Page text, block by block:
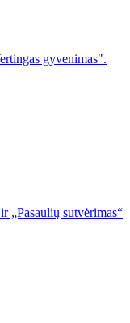
gyvenimas".
„Pasaulių sutvėrimas“